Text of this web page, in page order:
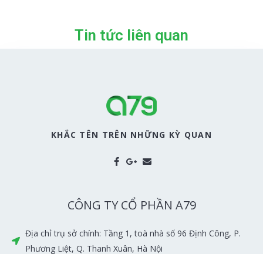
Tin tức liên quan
KHẮC TÊN TRÊN NHỮNG KỲ QUAN
CÔNG TY CỔ PHẦN A79
Địa chỉ trụ sở chính: Tầng 1, toà nhà số 96 Định Công, P.
Phương Liệt, Q. Thanh Xuân, Hà Nội